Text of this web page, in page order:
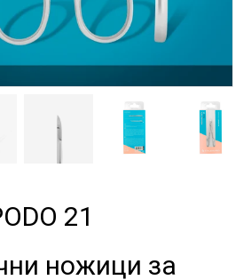
21
ножици за